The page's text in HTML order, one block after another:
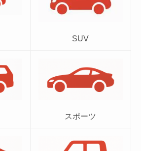
SUV
スポーツ